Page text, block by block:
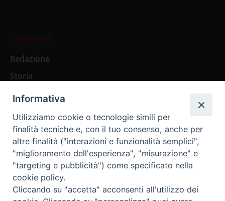
L’editoriale
Redazione
Storia
Abbonamenti
Abbonamento Annuale Digitale
Abbonamento Annuale Cartaceo
Abbonamento Singola Copia Digitale
Informativa
Utilizziamo cookie o tecnologie simili per
finalità tecniche e, con il tuo consenso, anche per
altre finalità ("interazioni e funzionalità semplici",
"miglioramento dell'esperienza", "misurazione" e
"targeting e pubblicità") come specificato nella
cookie policy.
Cliccando su "accetta" acconsenti all'utilizzo dei